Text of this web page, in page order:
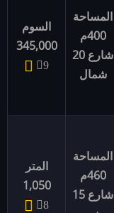
المساحة
400م
شارع 20
شمال
السوم
345,000
9
المساحة
460م
شارع 15
المتر
1,050
8